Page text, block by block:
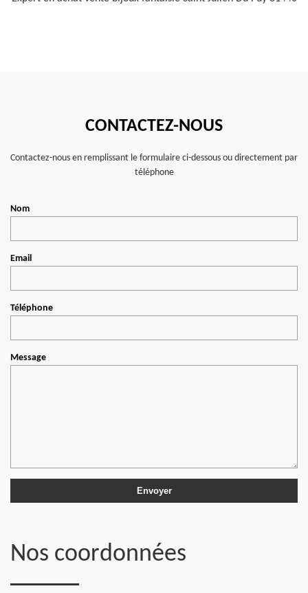
CONTACTEZ-NOUS
Contactez-nous en remplissant le formulaire ci-dessous ou directement par
téléphone
Nom
Email
Téléphone
Message
Nos coordonnées